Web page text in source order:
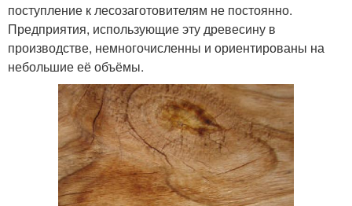
поступление к лесозаготовителям не постоянно.
Предприятия, использующие эту древесину в
производстве, немногочисленны и ориентированы на
небольшие её объёмы.